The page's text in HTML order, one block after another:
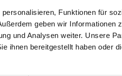
Funktionen für
geben wir Informationen
und Analysen weiter. Unsere
ihnen bereitgestellt haben oder